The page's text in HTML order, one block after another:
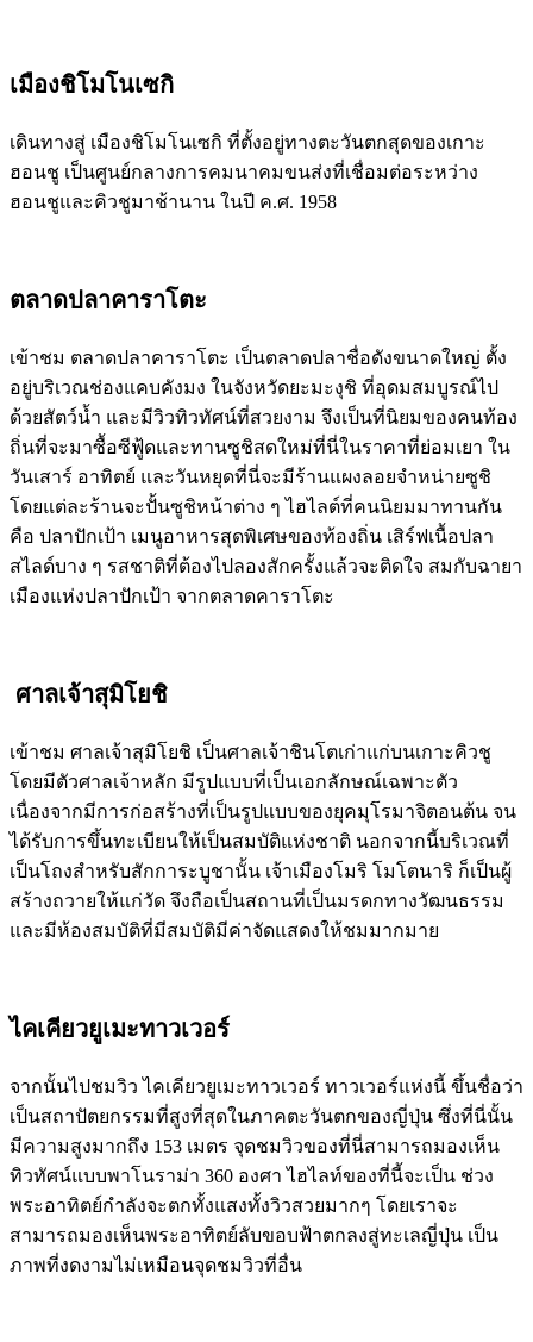
เมืองชิโมโนเซกิ
เดินทางสู่ เมืองชิโมโนเซกิ ที่ตั้งอยู่ทางตะวันตกสุดของเกาะ
ฮอนชู เป็นศูนย์กลางการคมนาคมขนส่งที่เชื่อมต่อระหว่าง
ฮอนชูและคิวชูมาช้านาน ในปี ค.ศ. 1958
ตลาดปลาคาราโตะ
เข้าชม ตลาดปลาคาราโตะ เป็นตลาดปลาชื่อดังขนาดใหญ่ ตั้ง
อยู่บริเวณช่องแคบคังมง ในจังหวัดยะมะงุชิ ที่อุดมสมบูรณ์ไป
ด้วยสัตว์น้ำ และมีวิวทิวทัศน์ที่สวยงาม จึงเป็นที่นิยมของคนท้อง
ถิ่นที่จะมาซื้อซีฟู้ดและทานซูชิสดใหม่ที่นี่ในราคาที่ย่อมเยา ใน
วันเสาร์ อาทิตย์ และวันหยุดที่นี่จะมีร้านแผงลอยจำหน่ายซูชิ
โดยแต่ละร้านจะปั้นซูชิหน้าต่าง ๆ ไฮไลต์ที่คนนิยมมาทานกัน
คือ ปลาปักเป้า เมนูอาหารสุดพิเศษของท้องถิ่น เสิร์ฟเนื้อปลา
สไลด์บาง ๆ รสชาติที่ต้องไปลองสักครั้งแล้วจะติดใจ สมกับฉายา
เมืองแห่งปลาปักเป้า จากตลาดคาราโตะ
ศาลเจ้าสุมิโยชิ
เข้าชม ศาลเจ้าสุมิโยชิ เป็นศาลเจ้าชินโตเก่าแก่บนเกาะคิวชู
โดยมีตัวศาลเจ้าหลัก มีรูปแบบที่เป็นเอกลักษณ์เฉพาะตัว
เนื่องจากมีการก่อสร้างที่เป็นรูปแบบของยุคมุโรมาจิตอนต้น จน
ได้รับการขึ้นทะเบียนให้เป็นสมบัติแห่งชาติ นอกจากนี้บริเวณที่
เป็นโถงสำหรับสักการะบูชานั้น เจ้าเมืองโมริ โมโตนาริ ก็เป็นผู้
สร้างถวายให้แก่วัด จึงถือเป็นสถานที่เป็นมรดกทางวัฒนธรรม
และมีห้องสมบัติที่มีสมบัติมีค่าจัดแสดงให้ชมมากมาย
ไคเคียวยูเมะทาวเวอร์
จากนั้นไปชมวิว ไคเคียวยูเมะทาวเวอร์ ทาวเวอร์แห่งนี้ ขึ้นชื่อว่า
เป็นสถาปัตยกรรมที่สูงที่สุดในภาคตะวันตกของญี่ปุ่น ซึ่งที่นี่นั้น
มีความสูงมากถึง 153 เมตร จุดชมวิวของที่นี่สามารถมองเห็น
ทิวทัศน์แบบพาโนราม่า 360 องศา ไฮไลท์ของที่นี้จะเป็น ช่วง
พระอาทิตย์กำลังจะตกทั้งแสงทั้งวิวสวยมากๆ โดยเราจะ
สามารถมองเห็นพระอาทิตย์ลับขอบฟ้าตกลงสู่ทะเลญี่ปุ่น เป็น
ภาพที่งดงามไม่เหมือนจุดชมวิวที่อื่น